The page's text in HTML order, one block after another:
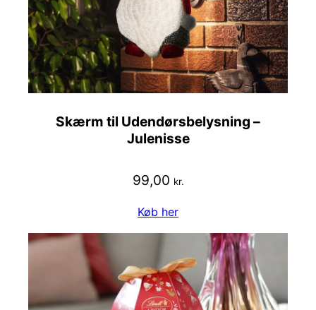
Skærm til Udendørsbelysning –
Julenisse
99,00 kr.
Køb her